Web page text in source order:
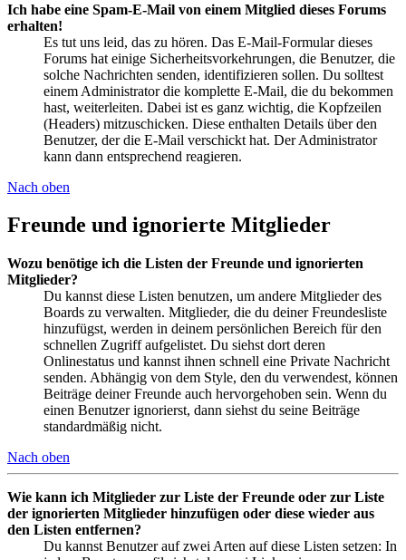
Ich habe eine Spam-E-Mail von einem Mitglied dieses Forums
erhalten!
Es tut uns leid, das zu hören. Das E-Mail-Formular dieses
Forums hat einige Sicherheitsvorkehrungen, die Benutzer, die
solche Nachrichten senden, identifizieren sollen. Du solltest
einem Administrator die komplette E-Mail, die du bekommen
hast, weiterleiten. Dabei ist es ganz wichtig, die Kopfzeilen
(Headers) mitzuschicken. Diese enthalten Details über den
Benutzer, der die E-Mail verschickt hat. Der Administrator
kann dann entsprechend reagieren.
Nach oben
Freunde und ignorierte Mitglieder
Wozu benötige ich die Listen der Freunde und ignorierten
Mitglieder?
Du kannst diese Listen benutzen, um andere Mitglieder des
Boards zu verwalten. Mitglieder, die du deiner Freundesliste
hinzufügst, werden in deinem persönlichen Bereich für den
schnellen Zugriff aufgelistet. Du siehst dort deren
Onlinestatus und kannst ihnen schnell eine Private Nachricht
senden. Abhängig von dem Style, den du verwendest, können
Beiträge deiner Freunde auch hervorgehoben sein. Wenn du
einen Benutzer ignorierst, dann siehst du seine Beiträge
standardmäßig nicht.
Nach oben
Wie kann ich Mitglieder zur Liste der Freunde oder zur Liste
der ignorierten Mitglieder hinzufügen oder diese wieder aus
den Listen entfernen?
Du kannst Benutzer auf zwei Arten auf diese Listen setzen: In